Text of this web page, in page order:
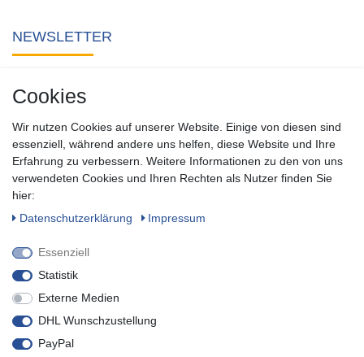
NEWSLETTER
Sie keine Neuigkeit oder Aktion aus unserem Shop.
Zum Newsletter anmelden
SOCIAL
Cookies
Wir nutzen Cookies auf unserer Website. Einige von diesen sind
essenziell, während andere uns helfen, diese Website und Ihre
Erfahrung zu verbessern. Weitere Informationen zu den von uns
verwendeten Cookies und Ihren Rechten als Nutzer finden Sie
hier:
Daten­schutz­erklärung
Impressum
Essenziell
Statistik
Externe Medien
DHL Wunschzustellung
PayPal